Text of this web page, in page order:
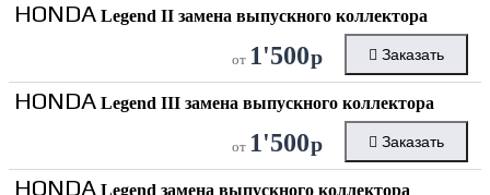
HONDA Legend II замена выпускного коллектора
от 1'500р Заказать
HONDA Legend III замена выпускного коллектора
от 1'500р Заказать
HONDA Legend замена выпускного коллектора